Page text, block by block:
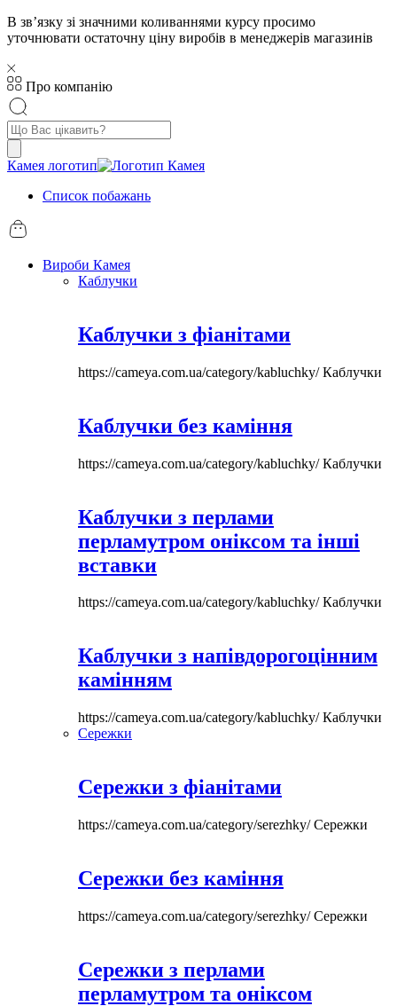
В звʼязку зі значними коливаннями курсу просимо
уточнювати остаточну ціну виробів в менеджерів магазинів
Про компанію
Пошук
товарів
Камея логотип
Список побажань
Вироби Камея
Каблучки
Каблучки з фіанітами
https://cameya.com.ua/category/kabluchky/Каблучки
Каблучки без каміння
https://cameya.com.ua/category/kabluchky/Каблучки
Каблучки з перлами
перламутром оніксом та інші
вставки
https://cameya.com.ua/category/kabluchky/Каблучки
Каблучки з напівдорогоцінним
камінням
https://cameya.com.ua/category/kabluchky/Каблучки
Сережки
Сережки з фіанітами
https://cameya.com.ua/category/serezhky/Сережки
Сережки без каміння
https://cameya.com.ua/category/serezhky/Сережки
Сережки з перлами
перламутром та оніксом